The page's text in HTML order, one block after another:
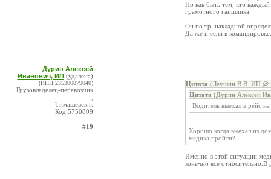
Но как быть тем, кто каждый
грамотного гаишника.
Он по тр .накладной
Да же и если в
Дурин Алексей
Иванович, ИП (удалена)
(ИНН:235300879040)
Грузовладелец-перевозчик
Тимашевск г.
Код:5750809
#19
Цитата (Леушин В.В. ИП @
Цитата (Дурин Алексей
Водитель выехал в рейс
Хорошо когда выехал из
медика пройти?
Именно в этой ситуации
конечно все